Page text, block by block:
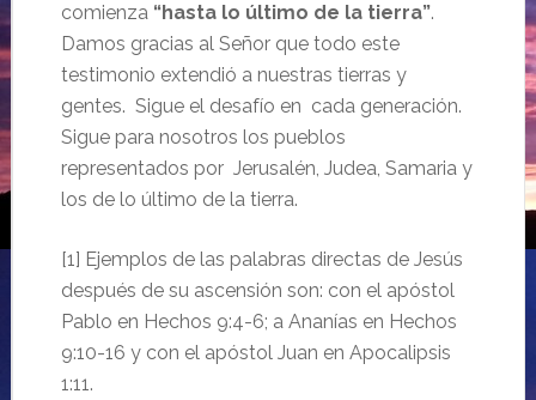
comienza “hasta lo último de la tierra”.
Damos gracias al Señor que todo este
testimonio extendió a nuestras tierras y
gentes. Sigue el desafío en cada generación.
Sigue para nosotros los pueblos
representados por Jerusalén, Judea, Samaria y
los de lo último de la tierra.
[1] Ejemplos de las palabras directas de Jesús
después de su ascensión son: con el apóstol
Pablo en Hechos 9:4-6; a Ananías en Hechos
9:10-16 y con el apóstol Juan en Apocalipsis
1:11.